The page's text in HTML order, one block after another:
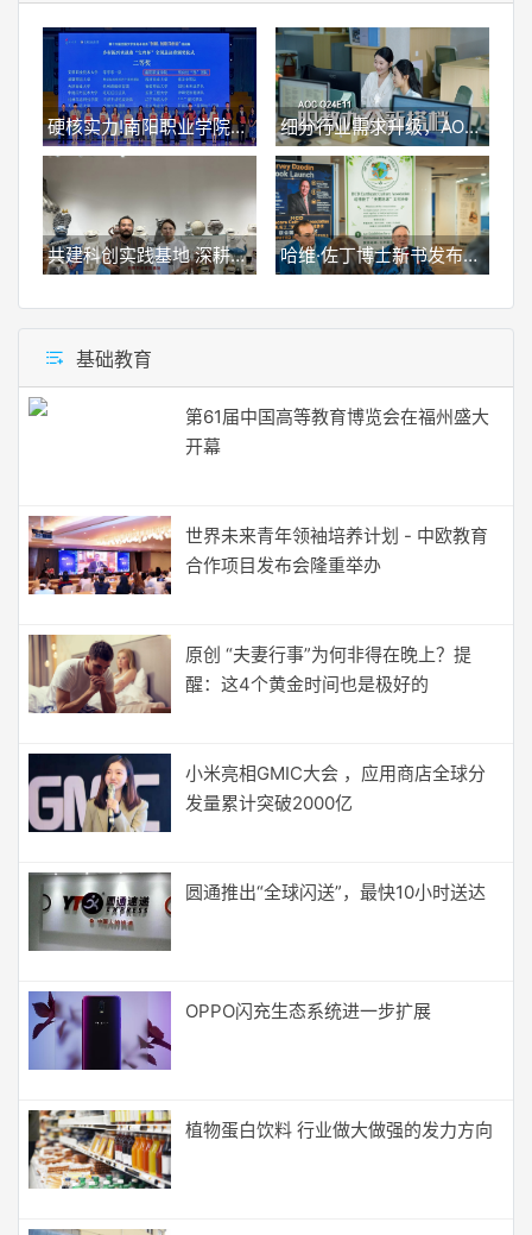
硬核实力!南阳职业学院斩获三创赛乡村振兴实战赛全国二等奖 细分行业需求升级，AOC E/P/U系列打造全场景商用显示解决方案
共建科创实践基地 深耕非遗创新传承｜艺术学院“窑火新生”团队开展三下乡校企联动社会实践活动 哈维·佐丁博士新书发布会及旅奥画家张裕苓的“小中医姐姐和Leo” 关爱动物儿童书画展在联合国维也纳分部成功举办
基础教育
第61届中国高等教育博览会在福州盛大
开幕
世界未来青年领袖培养计划 - 中欧教育
合作项目发布会隆重举办
原创 “夫妻行事”为何非得在晚上？提
醒：这4个黄金时间也是极好的
小米亮相GMIC大会 ，应用商店全球分
发量累计突破2000亿
圆通推出“全球闪送”，最快10小时送达
OPPO闪充生态系统进一步扩展
植物蛋白饮料 行业做大做强的发力方向